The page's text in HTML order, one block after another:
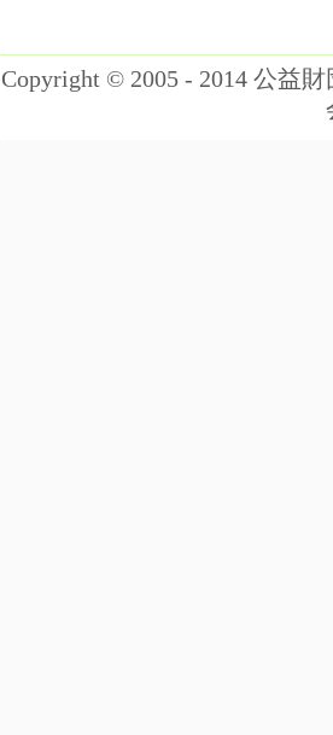
Copyright © 2005 - 2014 公益